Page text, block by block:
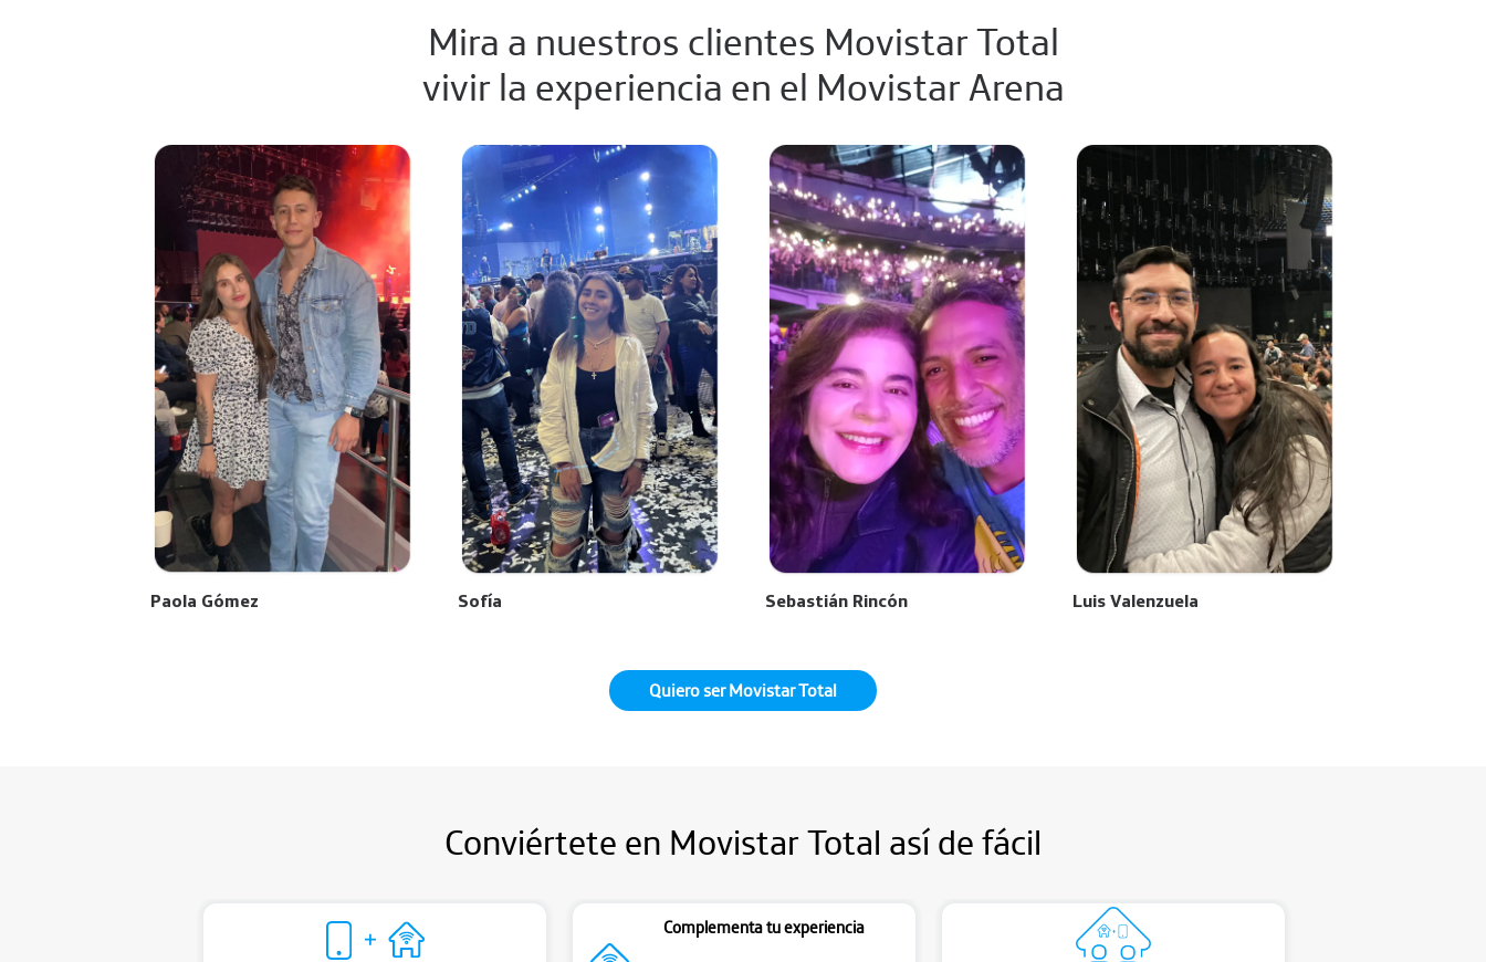
Mira a nuestros clientes Movistar Total
vivir la experiencia en el Movistar Arena
Paola Gómez Sofía Sebastián Rincón Luis Valenzuela
Quiero ser Movistar Total
Conviértete en Movistar Total así de fácil
Complementa tu experiencia